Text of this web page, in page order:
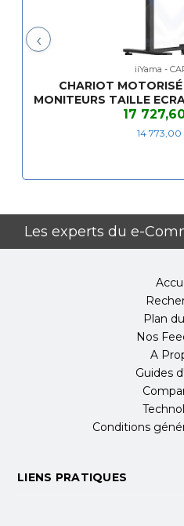
Régulation de la
Max
DIMENSIONS / POIDS
Poids (avec
‹
iiYama -
CHARIOT
MONITEURS TAILLE
80
17
14 773,00
Les experts du e-
Plan
Nos
A
Guides
Conditions
LIENS PRATIQUES